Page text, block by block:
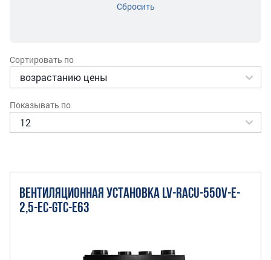
Сбросить
Сортировать по
Показывать по
ВЕНТИЛЯЦИОННАЯ УСТАНОВКА LV-RACU-550V-E-
2,5-EC-GTC-E63